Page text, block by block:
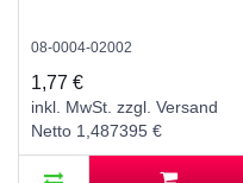
08-0004-02002
1,77 €
inkl. MwSt. zzgl. Versand
Netto 1,487395 €